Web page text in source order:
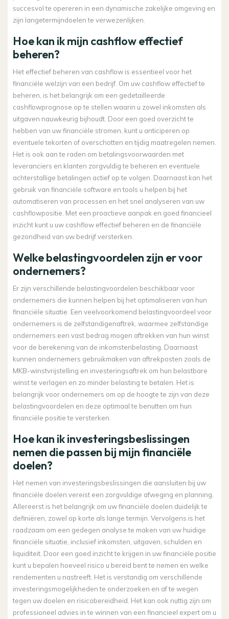
succesvol te opereren in een dynamische zakelijke omgeving en
zijn langetermijndoelen te verwezenlijken.
Hoe kan ik mijn cashflow effectief
beheren?
Het effectief beheren van cashflow is essentieel voor het
financiële welzijn van een bedrijf. Om uw cashflow effectief te
beheren, is het belangrijk om een gedetailleerde
cashflowprognose op te stellen waarin u zowel inkomsten als
uitgaven nauwkeurig bijhoudt. Door een goed overzicht te
hebben van uw financiële stromen, kunt u anticiperen op
eventuele tekorten of overschotten en tijdig maatregelen nemen.
Het is ook aan te raden om betalingsvoorwaarden met
leveranciers en klanten zorgvuldig te beheren en eventuele
achterstallige betalingen actief op te volgen. Daarnaast kan het
gebruik van financiële software en tools u helpen bij het
automatiseren van processen en het snel analyseren van uw
cashflowpositie. Met een proactieve aanpak en goed financieel
inzicht kunt u uw cashflow effectief beheren en de financiële
gezondheid van uw bedrijf versterken.
Welke belastingvoordelen zijn er voor
ondernemers?
Er zijn verschillende belastingvoordelen beschikbaar voor
ondernemers die kunnen helpen bij het optimaliseren van hun
financiële situatie. Een veelvoorkomend belastingvoordeel voor
ondernemers is de zelfstandigenaftrek, waarmee zelfstandige
ondernemers een vast bedrag mogen aftrekken van hun winst
voor de berekening van de inkomstenbelasting. Daarnaast
kunnen ondernemers gebruikmaken van aftrekposten zoals de
MKB-winstvrijstelling en investeringsaftrek om hun belastbare
winst te verlagen en zo minder belasting te betalen. Het is
belangrijk voor ondernemers om op de hoogte te zijn van deze
belastingvoordelen en deze optimaal te benutten om hun
financiële positie te versterken.
Hoe kan ik investeringsbeslissingen
nemen die passen bij mijn financiële
doelen?
Het nemen van investeringsbeslissingen die aansluiten bij uw
financiële doelen vereist een zorgvuldige afweging en planning.
Allereerst is het belangrijk om uw financiële doelen duidelijk te
definiëren, zowel op korte als lange termijn. Vervolgens is het
raadzaam om een gedegen analyse te maken van uw huidige
financiële situatie, inclusief inkomsten, uitgaven, schulden en
liquiditeit. Door een goed inzicht te krijgen in uw financiële positie
kunt u bepalen hoeveel risico u bereid bent te nemen en welke
rendementen u nastreeft. Het is verstandig om verschillende
investeringsmogelijkheden te onderzoeken en af te wegen
tegen uw doelen en risicobereidheid. Het kan ook nuttig zijn om
professioneel advies in te winnen van een financieel expert om u